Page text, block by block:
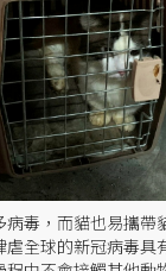
病毒，而貓也易攜帶
全球的新冠病毒具